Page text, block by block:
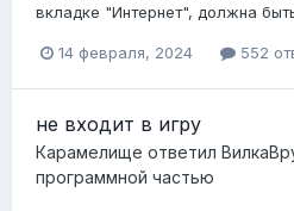
вкладке "Интернет", должна
14 февраля, 2024 552
не входит в игру
Карамелище ответил
программной частью